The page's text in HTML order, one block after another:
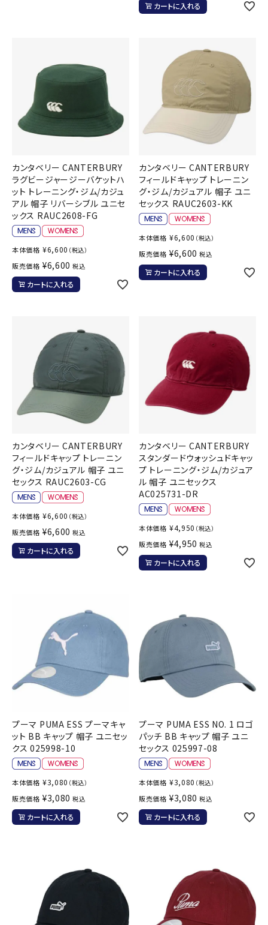
カートに入れる
カンタベリー CANTERBURY
ラグビージャージーバケットハ
ット トレーニング・ジム/カジュ
アル 帽子 リバーシブル ユニセ
ックス RAUC2608-FG
本体価格 ¥6,600 （税込）
販売価格 ¥6,600 税込
カートに入れる
カンタベリー CANTERBURY
フィールドキャップ トレーニン
グ・ジム/カジュアル 帽子 ユニ
セックス RAUC2603-KK
本体価格 ¥6,600 （税込）
販売価格 ¥6,600 税込
カートに入れる
カンタベリー CANTERBURY
フィールドキャップ トレーニン
グ・ジム/カジュアル 帽子 ユニ
セックス RAUC2603-CG
本体価格 ¥6,600 （税込）
販売価格 ¥6,600 税込
カートに入れる
カンタベリー CANTERBURY
スタンダードウォッシュドキャッ
プ トレーニング・ジム/カジュア
ル 帽子 ユニセックス
AC025731-DR
本体価格 ¥4,950 （税込）
販売価格 ¥4,950 税込
カートに入れる
プーマ PUMA ESS プーマキャ
ット BB キャップ 帽子 ユニセッ
クス 025998-10
本体価格 ¥3,080 （税込）
販売価格 ¥3,080 税込
カートに入れる
プーマ PUMA ESS NO. 1 ロゴ
パッチ BB キャップ 帽子 ユニ
セックス 025997-08
本体価格 ¥3,080 （税込）
販売価格 ¥3,080 税込
カートに入れる